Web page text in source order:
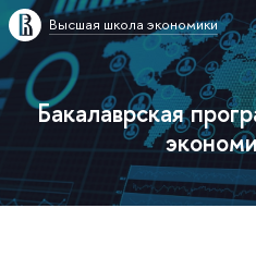
Высшая школа экономики
Бакалаврская